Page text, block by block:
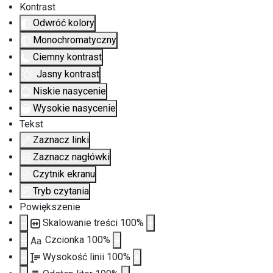
Kontrast
Odwróć kolory
Monochromatyczny
Ciemny kontrast
Jasny kontrast
Niskie nasycenie
Wysokie nasycenie
Tekst
Zaznacz linki
Zaznacz nagłówki
Czytnik ekranu
Tryb czytania
Powiększenie
Skalowanie treści 100%
Aa Czcionka 100%
Wysokość linii 100%